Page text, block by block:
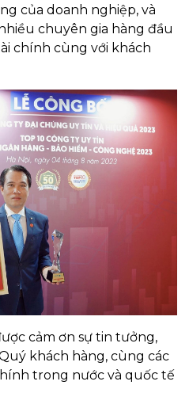
của doanh nghiệp, và
chuyên gia hàng đầu
chính cùng với khách
cảm ơn sự tin tưởng,
khách hàng, cùng các
trong nước và quốc tế